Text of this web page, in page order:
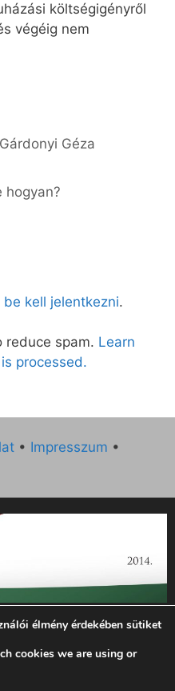
költségigényről
végéig nem
Géza
hogyan?
be kell jelentkezni.
reduce spam. Learn
processed.
• Impresszum •
2014. évi működésének
P-0121 sz. támogatási
Ft összegben támogatta az
Minisztériuma.”
élmény érdekében sütiket
cookies we are using or